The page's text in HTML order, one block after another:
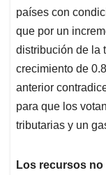
países con
que por un
distribución de la
crecimiento de
anterior
para que los
tributarias y un
Los recursos